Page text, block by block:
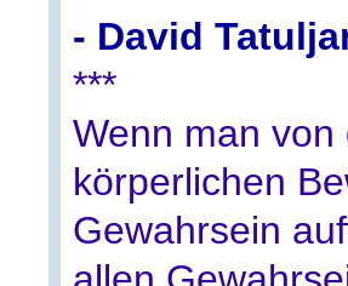
- David
***
Wenn man
körperlichen
Gewahrsein